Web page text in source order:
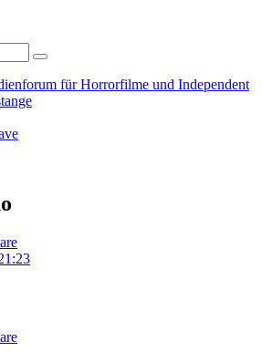
für Horrorfilme und Independent